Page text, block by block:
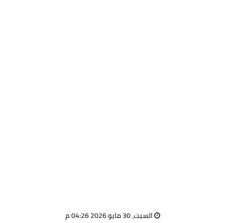
السبت، 30 مايو 2026 04:26 م